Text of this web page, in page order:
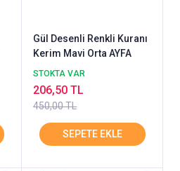
Gül Desenli Renkli Kuranı
Kerim Mavi Orta AYFA
STOKTA VAR
450,00 TL
206,50 TL